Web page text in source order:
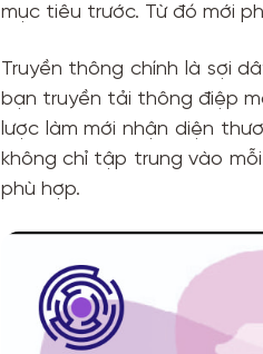
mục tiêu trước. Từ đó mới
Truyền thông chính là sợi
bạn truyền tải thông điệp
lược làm mới nhận diện
không chỉ tập trung vào mỗi
phù hợp.